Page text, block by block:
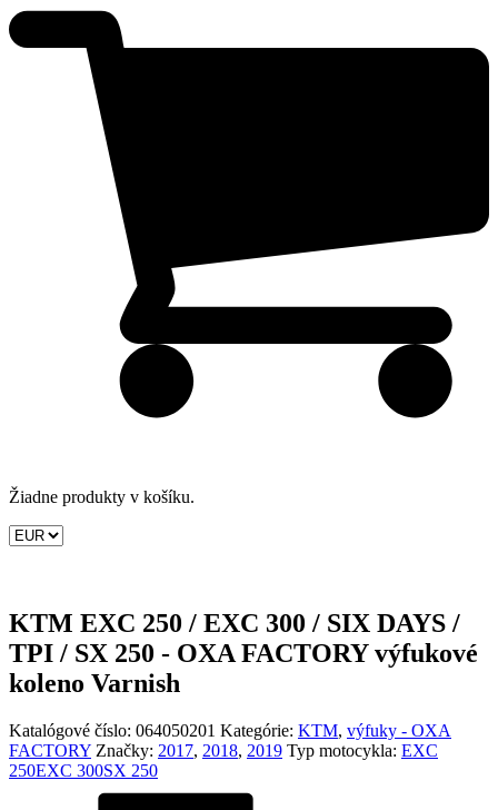
Žiadne produkty v košíku.
KTM EXC 250 / EXC 300 / SIX DAYS /
TPI / SX 250 - OXA FACTORY výfukové
koleno Varnish
Katalógové číslo: 064050201 Kategórie: KTM, výfuky - OXA
FACTORY Značky: 2017, 2018, 2019 Typ motocykla: EXC
250EXC 300SX 250